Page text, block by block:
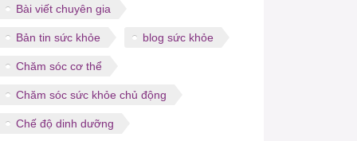
Bài viết chuyên gia
Bản tin sức khỏe blog sức khỏe
Chăm sóc cơ thể
Chăm sóc sức khỏe chủ động
Chế độ dinh dưỡng